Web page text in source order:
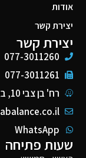
אודות
יצירת קשר
יצירת קשר
077-3011260
077-3011261
רח' בן צבי 10, באר שבע (מגדל הרכבת, בכניסה לבניין)
WhatsApp
שעות פתיחה